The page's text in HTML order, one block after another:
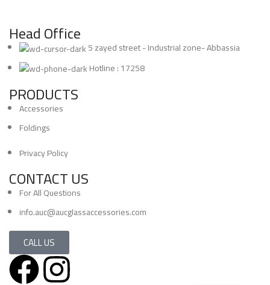
Head Office
5 zayed street - Industrial zone- Abbassia
Hotline : 17258
PRODUCTS
Accessories
Foldings
Privacy Policy
CONTACT US
For All Questions
info.auc@aucglassaccessories.com
CALL US